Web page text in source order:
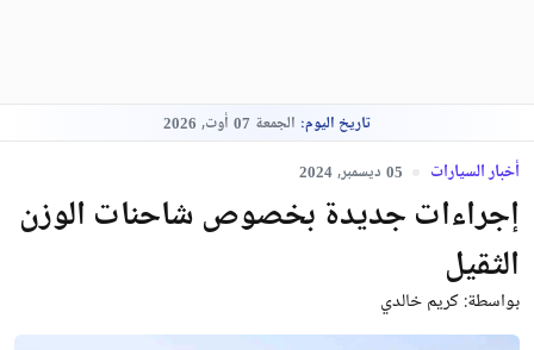
تاريخ اليوم: الجمعة 07 أوت, 2026
أخبار السيارات 05 ديسمبر, 2024
إجراءات جديدة بخصوص شاحنات الوزن
الثقيل
بواسطة:كريم خالدي